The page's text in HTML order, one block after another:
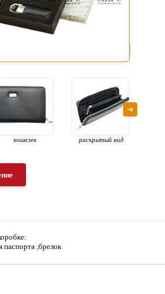
кошелек раскрытый вид
паспорта ,брелок